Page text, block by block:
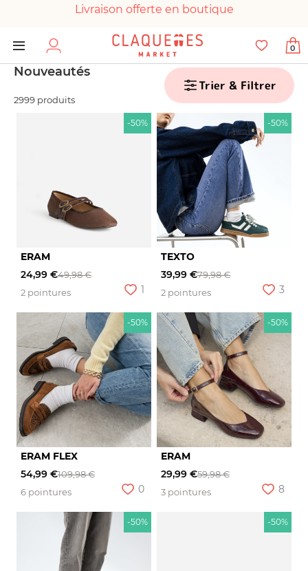
Livraison offerte en boutique
Paiement 100% sécurisé
Chaussures garanties en parfait état
0
Nouveautés
2999 produits
Trier & Filtrer
-50%
ERAM
24,99 €49,98 €
2 pointures
1
-50%
TEXTO
39,99 €79,98 €
2 pointures
3
-50%
ERAM FLEX
54,99 €109,98 €
6 pointures
0
-50%
ERAM
29,99 €59,98 €
3 pointures
8
-50% -50%